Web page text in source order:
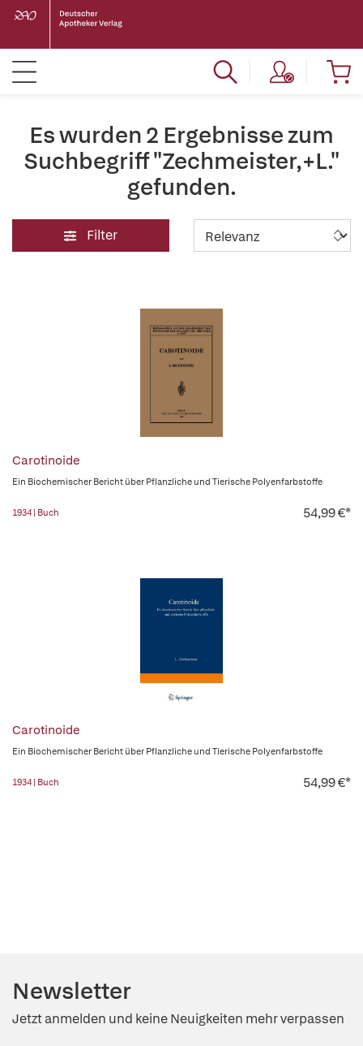
Es wurden 2 Ergebnisse zum
Suchbegriff "Zechmeister,+L."
gefunden.
Filter
Carotinoide
Ein Biochemischer Bericht über Pflanzliche und Tierische Polyenfarbstoffe
1934 | Buch 54,99 €*
Carotinoide
Ein Biochemischer Bericht über Pflanzliche und Tierische Polyenfarbstoffe
1934 | Buch 54,99 €*
Newsletter
Jetzt anmelden und keine Neuigkeiten mehr verpassen